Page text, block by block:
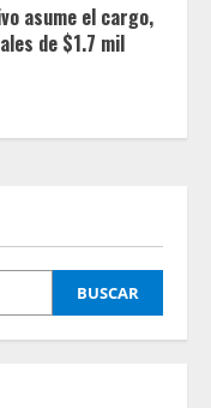
asume el cargo,
de $1.7 mil
BUSCAR